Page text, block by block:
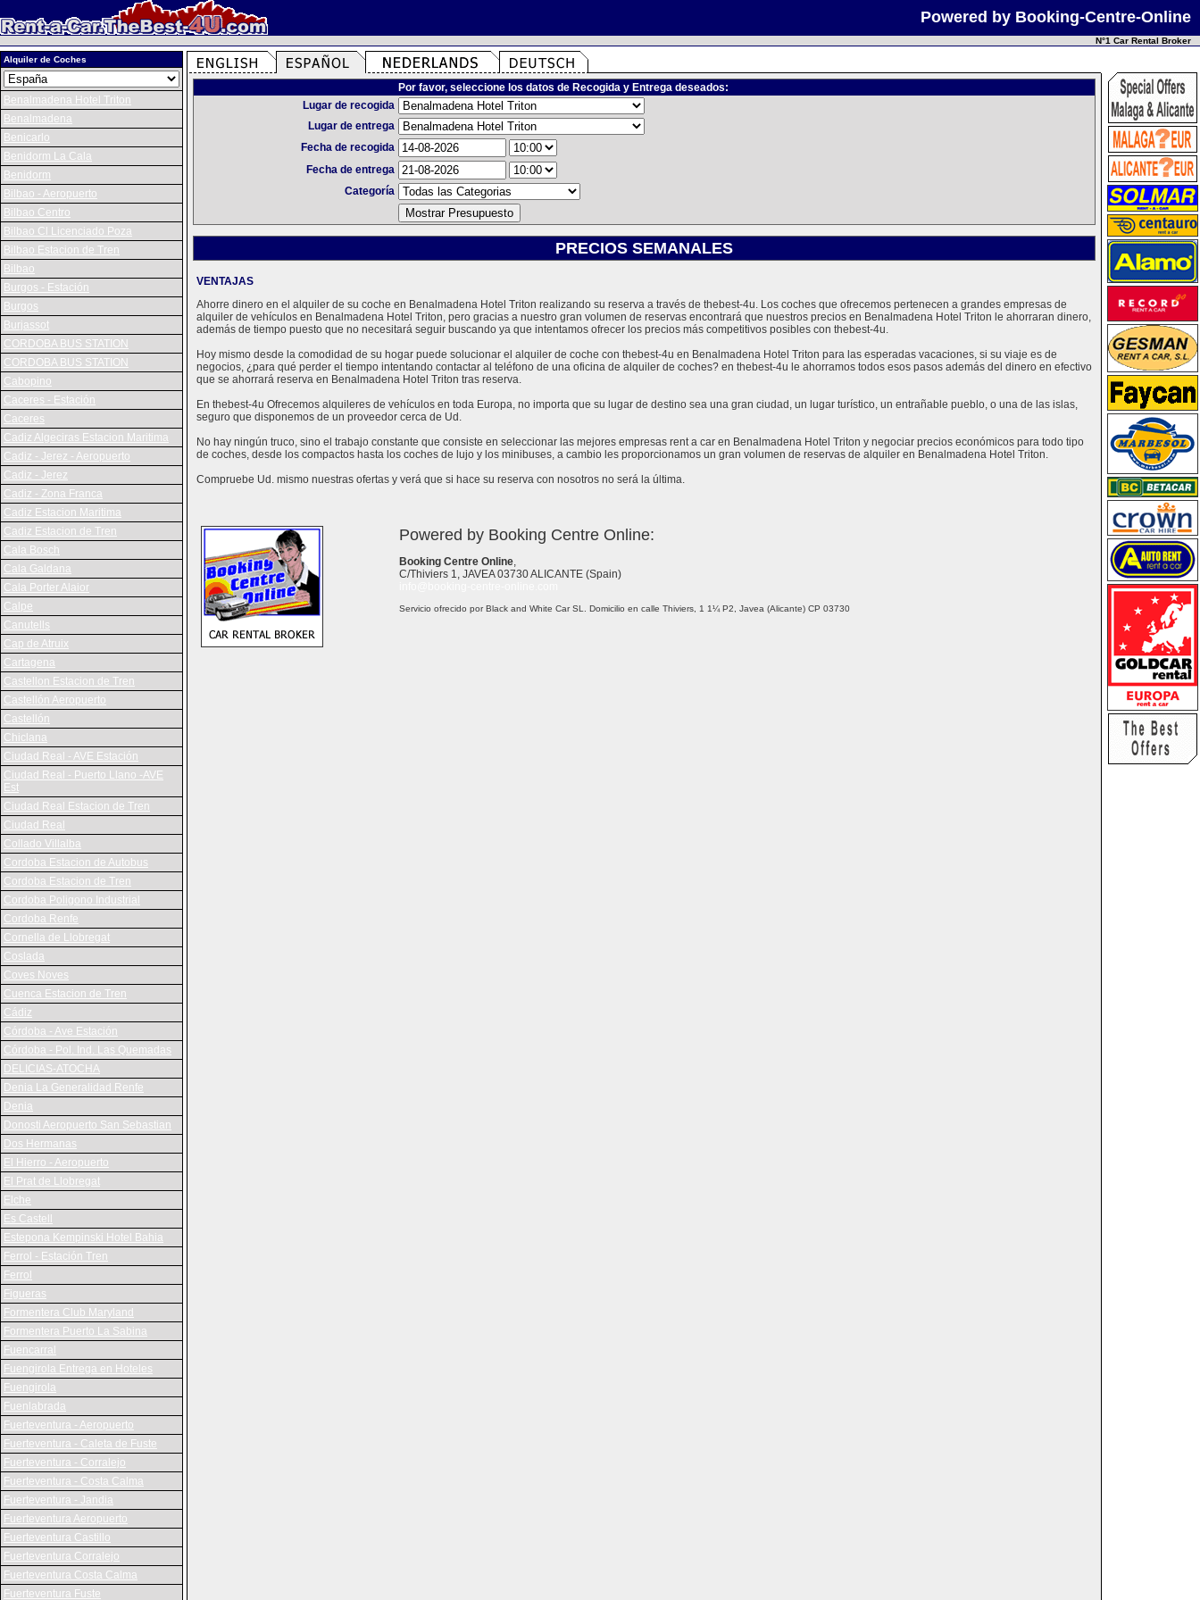
Powered by Booking-Centre-Online
N°1 Car Rental Broker
Alquiler de Coches
Benalmadena Hotel Triton
Benalmadena
Benicarlo
Benidorm La Cala
Benidorm
Bilbao - Aeropuerto
Bilbao Centro
Bilbao Cl Licenciado Poza
Bilbao Estacion de Tren
Bilbao
Burgos - Estación
Burgos
Burjassot
CORDOBA BUS STATION
CORDOBA BUS STATION
Cabopino
Caceres - Estación
Caceres
Cadiz Algeciras Estacion Maritima
Cadiz - Jerez - Aeropuerto
Cadiz - Jerez
Cadiz - Zona Franca
Cadiz Estacion Maritima
Cadiz Estacion de Tren
Cala Bosch
Cala Galdana
Cala Porter Alaior
Calpe
Canutells
Cap de Atruix
Cartagena
Castellon Estacion de Tren
Castellón Aeropuerto
Castellón
Chiclana
Ciudad Real - AVE Estación
Ciudad Real - Puerto Llano -AVE
Est
Ciudad Real Estacion de Tren
Ciudad Real
Collado Villalba
Cordoba Estacion de Autobus
Cordoba Estacion de Tren
Cordoba Poligono Industrial
Cordoba Renfe
Cornella de Llobregat
Coslada
Coves Noves
Cuenca Estacion de Tren
Cádiz
Córdoba - Ave Estación
Córdoba - Pol. Ind. Las Quemadas
DELICIAS-ATOCHA
Denia La Generalidad Renfe
Denia
Donosti Aeropuerto San Sebastian
Dos Hermanas
El Hierro - Aeropuerto
El Prat de Llobregat
Elche
Es Castell
Estepona Kempinski Hotel Bahia
Ferrol - Estación Tren
Ferrol
Figueras
Formentera Club Maryland
Formentera Puerto La Sabina
Fuencarral
Fuengirola Entrega en Hoteles
Fuengirola
Fuenlabrada
Fuerteventura - Aeropuerto
Fuerteventura - Caleta de Fuste
Fuerteventura - Corralejo
Fuerteventura - Costa Calma
Fuerteventura - Jandia
Fuerteventura Aeropuerto
Fuerteventura Castillo
Fuerteventura Corralejo
Fuerteventura Costa Calma
Fuerteventura Fuste
Por favor, seleccione los datos de Recogida y Entrega deseados:
Lugar de recogida
Lugar de entrega
Fecha de recogida
Fecha de entrega
Categoría
PRECIOS SEMANALES
VENTAJAS
Ahorre dinero en el alquiler de su coche en Benalmadena Hotel Triton realizando su reserva a través de thebest-4u. Los coches que ofrecemos pertenecen a grandes empresas de
alquiler de vehículos en Benalmadena Hotel Triton, pero gracias a nuestro gran volumen de reservas encontrará que nuestros precios en Benalmadena Hotel Triton le ahorraran dinero,
además de tiempo puesto que no necesitará seguir buscando ya que intentamos ofrecer los precios más competitivos posibles con thebest-4u.
Hoy mismo desde la comodidad de su hogar puede solucionar el alquiler de coche con thebest-4u en Benalmadena Hotel Triton para las esperadas vacaciones, si su viaje es de
negocios, ¿para qué perder el tiempo intentando contactar al teléfono de una oficina de alquiler de coches? en thebest-4u le ahorramos todos esos pasos además del dinero en efectivo
que se ahorrará reserva en Benalmadena Hotel Triton tras reserva.
En thebest-4u Ofrecemos alquileres de vehículos en toda Europa, no importa que su lugar de destino sea una gran ciudad, un lugar turístico, un entrañable pueblo, o una de las islas,
seguro que disponemos de un proveedor cerca de Ud.
No hay ningún truco, sino el trabajo constante que consiste en seleccionar las mejores empresas rent a car en Benalmadena Hotel Triton y negociar precios económicos para todo tipo
de coches, desde los compactos hasta los coches de lujo y los minibuses, a cambio les proporcionamos un gran volumen de reservas de alquiler en Benalmadena Hotel Triton.
Compruebe Ud. mismo nuestras ofertas y verá que si hace su reserva con nosotros no será la última.
Powered by Booking Centre Online:
Booking Centre Online,
C/Thiviers 1, JAVEA 03730 ALICANTE (Spain)
Servicio ofrecido por Black and White Car SL. Domicilio en calle Thiviers, 1 1¼ P2, Javea (Alicante) CP 03730